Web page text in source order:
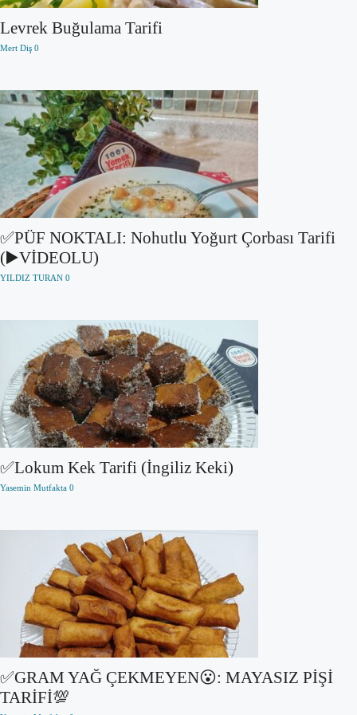
Levrek Buğulama Tarifi
Mert Diş 0
✅PÜF NOKTALI: Nohutlu Yoğurt Çorbası Tarifi
(▶️VİDEOLU)
YILDIZ TURAN 0
✅Lokum Kek Tarifi (İngiliz Keki)
Yasemin Mutfakta 0
✅GRAM YAĞ ÇEKMEYEN😮: MAYASIZ PİŞİ
TARİFİ💯